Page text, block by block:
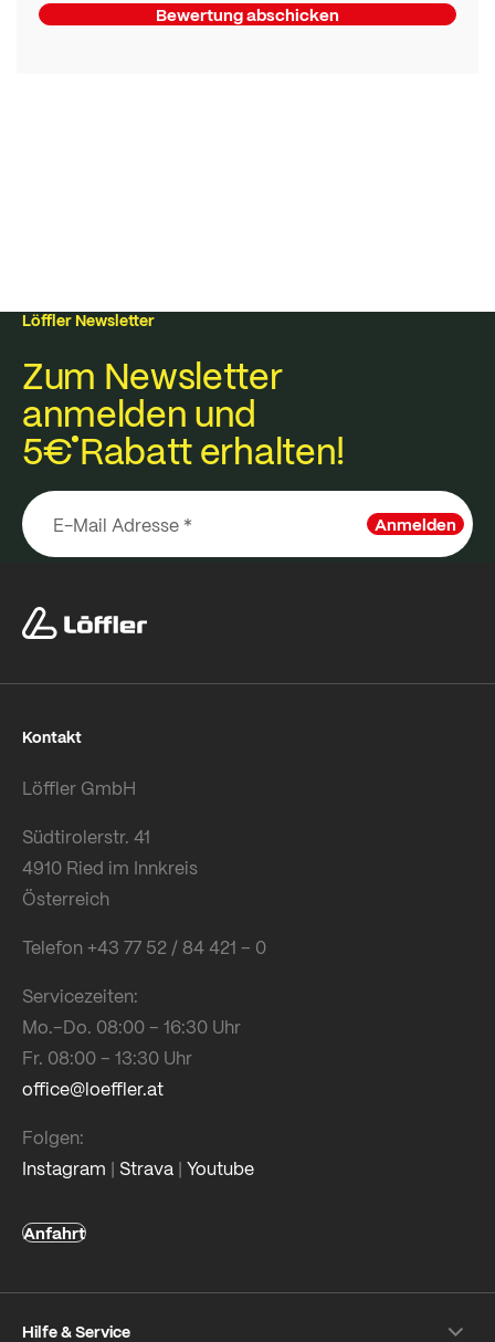
Bewertung abschicken
Löffler Newsletter
Zum Newsletter
anmelden und
5€Rabatt erhalten!
Anmelden
Kontakt
Löffler GmbH
Südtirolerstr. 41
4910 Ried im Innkreis
Österreich
Telefon +43 77 52 / 84 421 – 0
Servicezeiten:
Mo.–Do. 08:00 – 16:30 Uhr
Fr. 08:00 – 13:30 Uhr
office@loeffler.at
Folgen:
Instagram | Strava | Youtube
Anfahrt
Hilfe & Service